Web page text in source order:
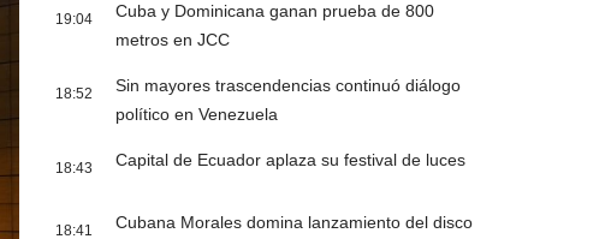
19:04
Cuba y Dominicana ganan prueba de 800
metros en JCC
18:52
Sin mayores trascendencias continuó diálogo
político en Venezuela
18:43 Capital de Ecuador aplaza su festival de luces
18:41
Cubana Morales domina lanzamiento del disco